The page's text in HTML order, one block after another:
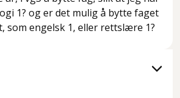
1? og er det mulig å bytte faget
som engelsk 1, eller rettslære 1?